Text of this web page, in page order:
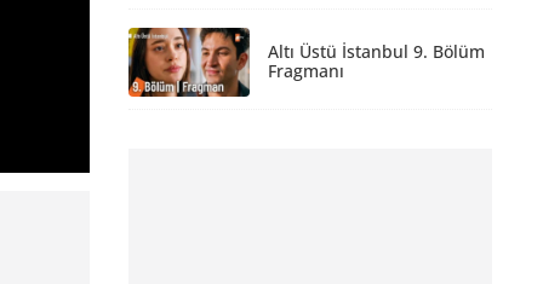
Altı Üstü İstanbul 9. Bölüm
Fragmanı